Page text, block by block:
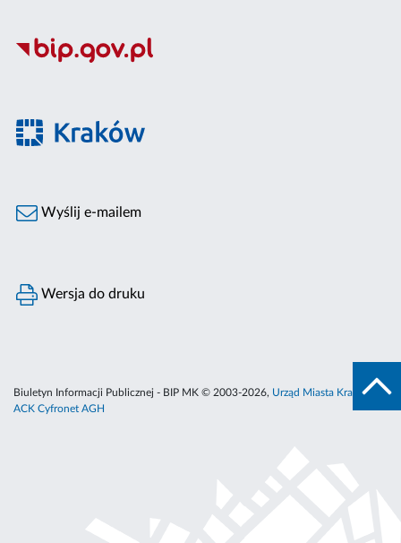
Wyślij e-mailem
Wersja do druku
Biuletyn Informacji Publicznej - BIP MK © 2003-2026, Urząd Miasta Krakowa
ACK Cyfronet AGH